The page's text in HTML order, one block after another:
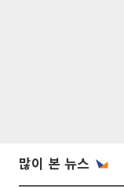
많이 본 뉴스